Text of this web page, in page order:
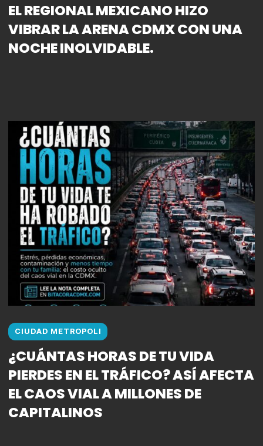
EL REGIONAL MEXICANO HIZO
VIBRAR LA ARENA CDMX CON UNA
NOCHE INOLVIDABLE.
CIUDAD METROPOLI
¿CUÁNTAS HORAS DE TU VIDA
PIERDES EN EL TRÁFICO? ASÍ AFECTA
EL CAOS VIAL A MILLONES DE
CAPITALINOS